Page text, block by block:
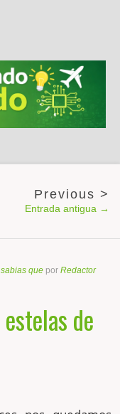
Entrada antigua →
sabias que porRedactor
de